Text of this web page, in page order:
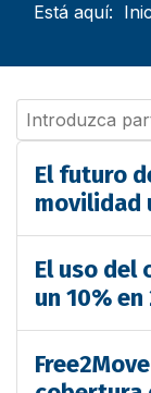
Está aquí:
Introduzca
El futuro
movilidad
El uso del
un 10% en